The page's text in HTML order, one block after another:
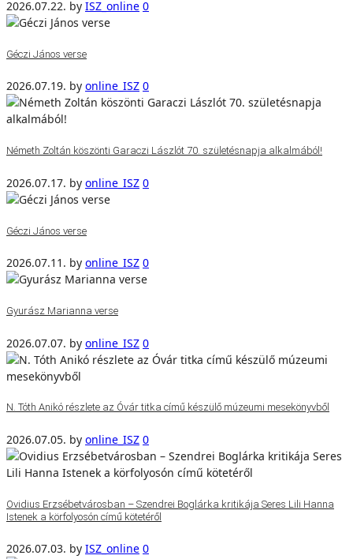
2026.07.22. by ISZ_online 0
Géczi János verse
2026.07.19. by online_ISZ 0
Németh Zoltán köszönti Garaczi Lászlót 70. születésnapja alkalmából!
2026.07.17. by online_ISZ 0
Géczi János verse
2026.07.11. by online_ISZ 0
Gyurász Marianna verse
2026.07.07. by online_ISZ 0
N. Tóth Anikó részlete az Óvár titka című készülő múzeumi mesekönyvből
2026.07.05. by online_ISZ 0
Ovidius Erzsébetvárosban – Szendrei Boglárka kritikája Seres Lili Hanna
Istenek a körfolyosón című kötetéről
2026.07.03. by ISZ_online 0